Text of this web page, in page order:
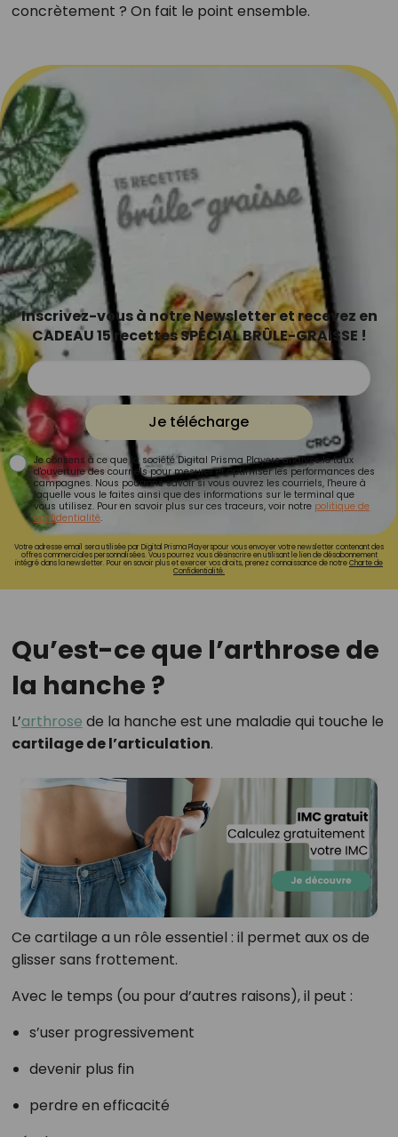
concrètement ? On fait le point ensemble.
Inscrivez-vous à notre Newsletter et recevez en
CADEAU 15 recettes SPÉCIAL BRÛLE-GRAISSE !
Je télécharge
Je consens à ce que la société Digital Prisma Players analyse le taux
d'ouverture des courriels pour mesurer et optimiser les performances des
campagnes. Nous pourrons savoir si vous ouvrez les courriels, l'heure à
laquelle vous le faites ainsi que des informations sur le terminal que
vous utilisez. Pour en savoir plus sur ces traceurs, voir notre politique de
confidentialité.
Votre adresse email sera utilisée par Digital Prisma Playerspour vous envoyer votre newsletter contenant des
offres commerciales personnalisées. Vous pourrez vous désinscrire en utilisant le lien de désabonnement
intégré dans la newsletter. Pour en savoir plus et exercer vos droits, prenez connaissance de notreCharte de
Confidentialité.
Qu’est-ce que l’arthrose de
la hanche ?
L’arthrose de la hanche est une maladie qui touche le
cartilage de l’articulation.
Ce cartilage a un rôle essentiel : il permet aux os de
glisser sans frottement.
Avec le temps (ou pour d’autres raisons), il peut :
s’user progressivement
devenir plus fin
perdre en efficacité